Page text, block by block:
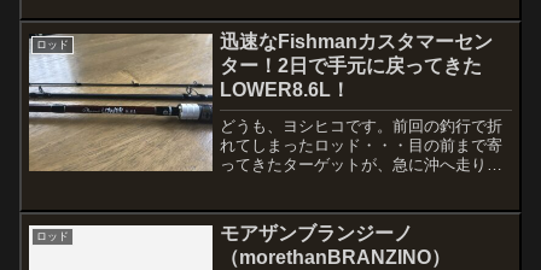
ら・・・特に高価なロッドを手にするよ
うになってから、ボロンという存...
ロッド
迅速なFishmanカスタマーセン
ター！2日で手元に戻ってきた
LOWER8.6L！
どうも、ヨシヒコです。前回の釣行で折
れてしまったロッド・・・目の前まで寄
ってきたターゲットが、急に沖へ走り出
逆光で良く見えてなくて、「危ない！」
と思って顔を背けたら、「...
ロッド
モアザンブランジーノ
（morethanBRANZINO）